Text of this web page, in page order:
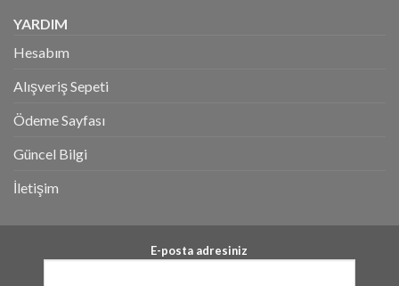
YARDIM
Hesabım
Alışveriş Sepeti
Ödeme Sayfası
Güncel Bilgi
İletişim
E-posta adresiniz